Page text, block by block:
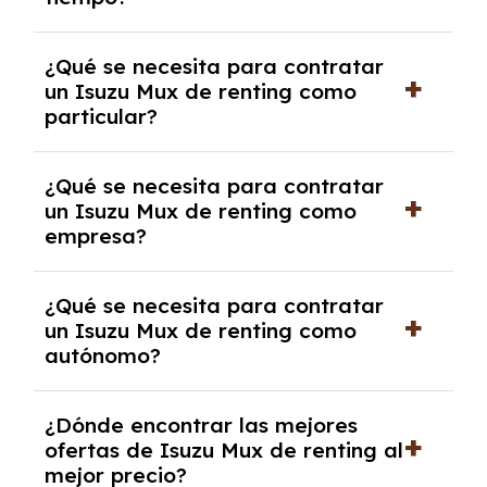
debido al resultado del estudio de viabilidad
económica.
pero puede haber penalizaciones por
cancelación anticipada. Es importante revisar
las condiciones del contrato y hablar con un
experto que te asesore.
¿Qué se necesita para contratar
un Isuzu Mux de renting como
particular?
y, en algunos casos, una consulta de solvencia
crediticia y un pago inicial.
¿Qué se necesita para contratar
un Isuzu Mux de renting como
empresa?
documentación financiera y, en algunos
casos, un informe de solvencia de la empresa
y un pago inicial.
¿Qué se necesita para contratar
un Isuzu Mux de renting como
autónomo?
autónomos, justificante de ingresos y, en
algunos casos, un informe fiscal y un pago
inicial.
¿Dónde encontrar las mejores
ofertas de Isuzu Mux de renting al
mejor precio?